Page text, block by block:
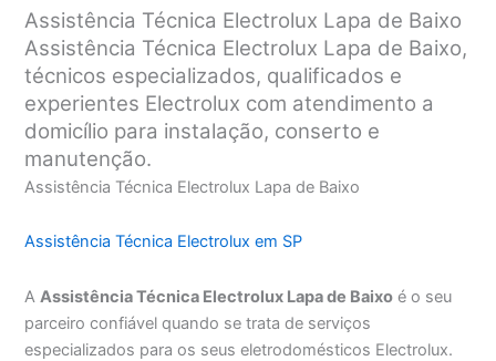
Assistência Técnica Electrolux Lapa de Baixo
Assistência Técnica Electrolux Lapa de Baixo,
técnicos especializados, qualificados e
experientes Electrolux com atendimento a
domicílio para instalação, conserto e
manutenção.
Assistência Técnica Electrolux Lapa de Baixo
Assistência Técnica Electrolux em SP
AAssistência Técnica Electrolux Lapa de Baixo é o seu
parceiro confiável quando se trata de serviços
especializados para os seus eletrodomésticos Electrolux.